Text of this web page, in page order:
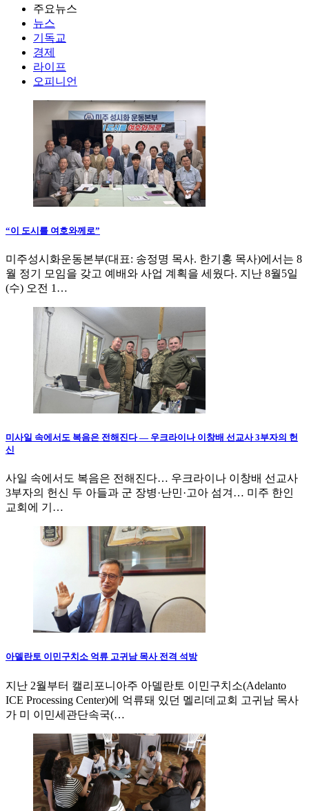
주요뉴스
뉴스
기독교
경제
라이프
오피니언
“이 도시를 여호와께로”
미주성시화운동본부(대표: 송정명 목사. 한기홍 목사)에서는 8
월 정기 모임을 갖고 예배와 사업 계획을 세웠다. 지난 8월5일
(수) 오전 1…
미사일 속에서도 복음은 전해진다 — 우크라이나 이창배 선교사 3부자의 헌
신
사일 속에서도 복음은 전해진다… 우크라이나 이창배 선교사
3부자의 헌신 두 아들과 군 장병·난민·고아 섬겨… 미주 한인
교회에 기…
아델란토 이민구치소 억류 고귀남 목사 전격 석방
지난 2월부터 캘리포니아주 아델란토 이민구치소(Adelanto
ICE Processing Center)에 억류돼 있던 멜리데교회 고귀남 목사
가 미 이민세관단속국(…